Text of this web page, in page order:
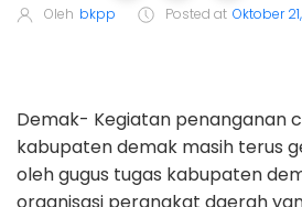
Oleh bkpp Posted at Oktober
Demak- Kegiatan penanganan
kabupaten demak masih terus
oleh gugus tugas kabupaten